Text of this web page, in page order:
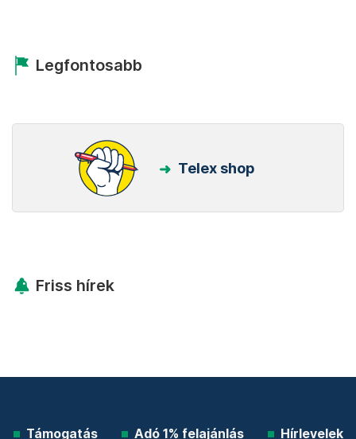
Kövess minket Facebookon is!
Legfontosabb